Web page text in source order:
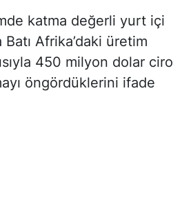
katma değerli yurt içi
Batı Afrika’daki üretim
450 milyon dolar ciro
öngördüklerini ifade